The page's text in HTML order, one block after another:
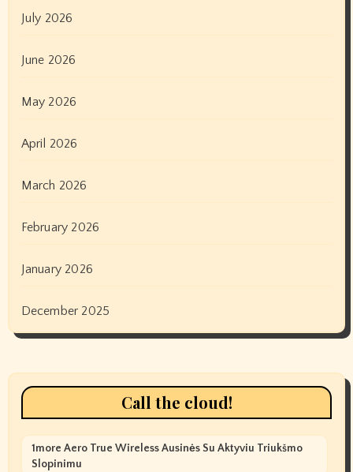
July 2026
June 2026
May 2026
April 2026
March 2026
February 2026
January 2026
December 2025
Call the cloud!
1more Aero True Wireless Ausinės Su Aktyviu Triukšmo
Slopinimu